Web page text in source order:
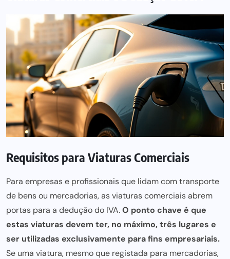
Requisitos para Viaturas Comerciais
Para empresas e profissionais que lidam com transporte
de bens ou mercadorias, as viaturas comerciais abrem
portas para a dedução do IVA.O ponto chave é que
estas viaturas devem ter, no máximo, três lugares e
ser utilizadas exclusivamente para fins empresariais.
Se uma viatura, mesmo que registada para mercadorias,